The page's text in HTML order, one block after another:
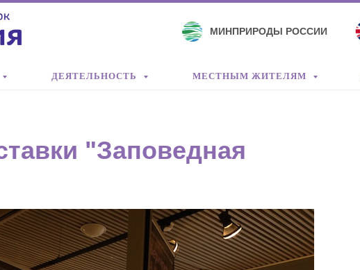
МИНПРИРОДЫ РОССИИ
ДЕЯТЕЛЬНОСТЬ МЕСТНЫМ ЖИТЕЛЯМ
"Заповедная